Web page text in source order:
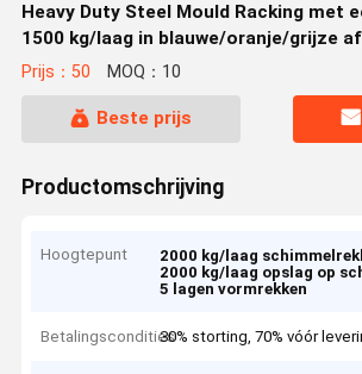
Heavy Duty Steel Mould Racking met
1500 kg/laag in blauwe/oranje/grijze
Prijs：50 MOQ：10
Beste prijs
Productomschrijving
Hoogtepunt 2000 kg/laag
2000 kg/laag opslag op
5 lagen vormrekken
Betalingscondities30% storting, 70% vóór